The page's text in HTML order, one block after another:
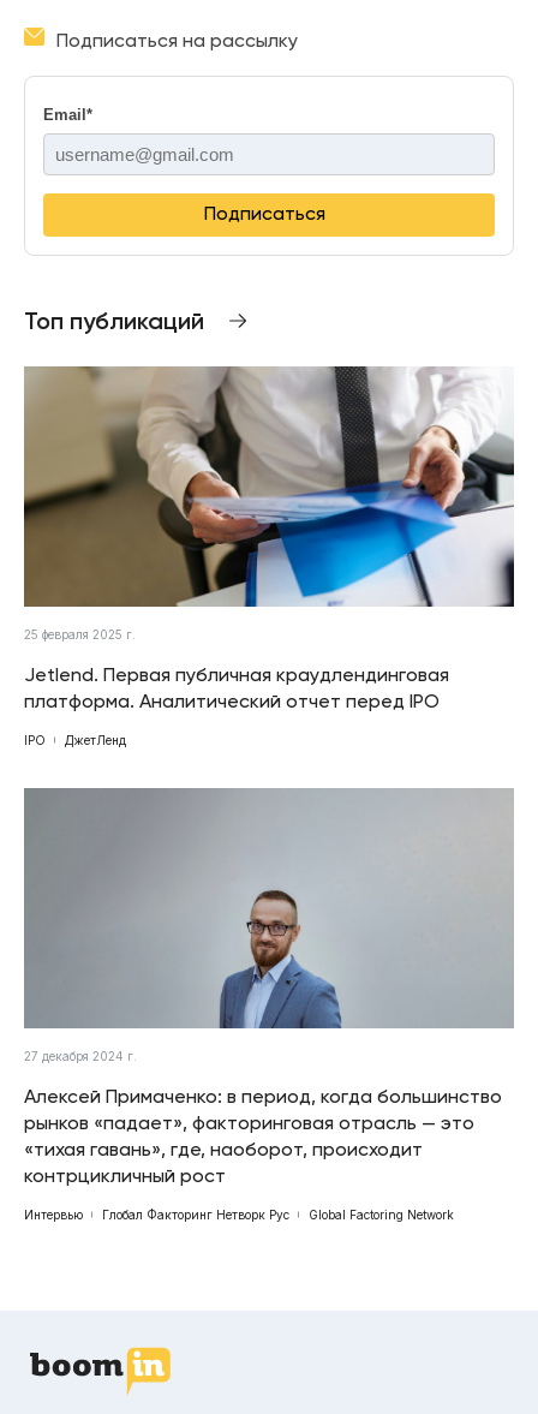
Подписаться на рассылку
Email *
Подписаться
Топ публикаций
25 февраля 2025 г.
Jetlend. Первая публичная краудлендинговая
платформа. Аналитический отчет перед IPO
IPO ДжетЛенд
27 декабря 2024 г.
Алексей Примаченко: в период, когда большинство
рынков «падает», факторинговая отрасль — это
«тихая гавань», где, наоборот, происходит
контрцикличный рост
Интервью Глобал Факторинг Нетворк Рус Global Factoring Network